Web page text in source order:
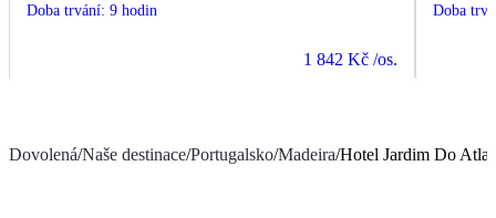
Doba trvání: 9 hodin
1 842 Kč /os.
Doba
Dovolená/Naše destinace/Portugalsko/Madeira/Hotel Jardim Do